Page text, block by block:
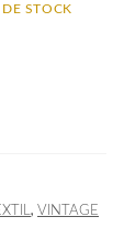
STOCK
, VINTAGE